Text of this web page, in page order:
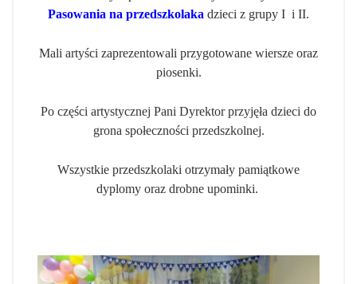
Pasowania na przedszkolaka dzieci z grupy I i II.
Mali artyści zaprezentowali przygotowane wiersze oraz
piosenki.
Po części artystycznej Pani Dyrektor przyjęła dzieci do
grona społeczności przedszkolnej.
Wszystkie przedszkolaki otrzymały pamiątkowe
dyplomy oraz drobne upominki.